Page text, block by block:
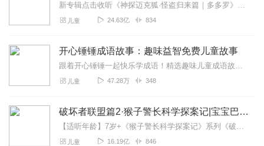
新专辑点击收听《神探迈克狐·怪盗归来篇｜多多罗》！！！>>>点击进入主播橱窗购买《神探迈克狐》系列图书吧!<<<多多罗故事【点击前往】收听多多罗其他好玩有趣的故...
儿童 24.63亿 834
开心锤锤成语故事：趣味益智免费儿童故事
跟着开心锤锤一起快乐学成语！精选趣味儿童成语故事，全程免费收听，情节生动有趣、节奏轻快，在欢乐的故事里积累成语、提升表达力，适合孩子日常磨耳朵，轻松收获知识与快...
儿童 47.28万 348
破坏者联盟篇2·猴子警长科学探案记|宝宝巴士故事
【适听年龄】7岁+《猴子警长科学探案记》系列《破坏者联盟篇1·猴子警长科学探案记》>>>《破坏者联盟篇2·猴子警长科学探案记》>>>《破坏者联盟篇3·猴子警长科...
儿童 16.19亿 846